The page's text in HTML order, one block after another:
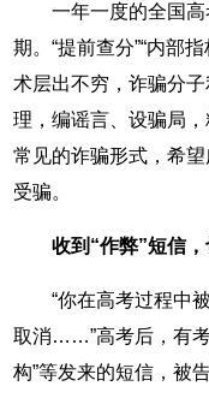
一年一度的全国
期。“提前查分”“内部
术层出不穷，诈骗分
理，编谣言、设骗局
常见的诈骗形式，希
受骗。
收到“作弊”短信
“你在高考过程中
取消……”高考后，有考
构”等发来的短信，被